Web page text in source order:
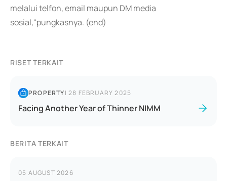
melalui telfon, email maupun DM media
sosial,"pungkasnya. (end)
RISET TERKAIT
PROPERTY|28 FEBRUARY 2025
Facing Another Year of Thinner NIMM
BERITA TERKAIT
05 AUGUST 2026